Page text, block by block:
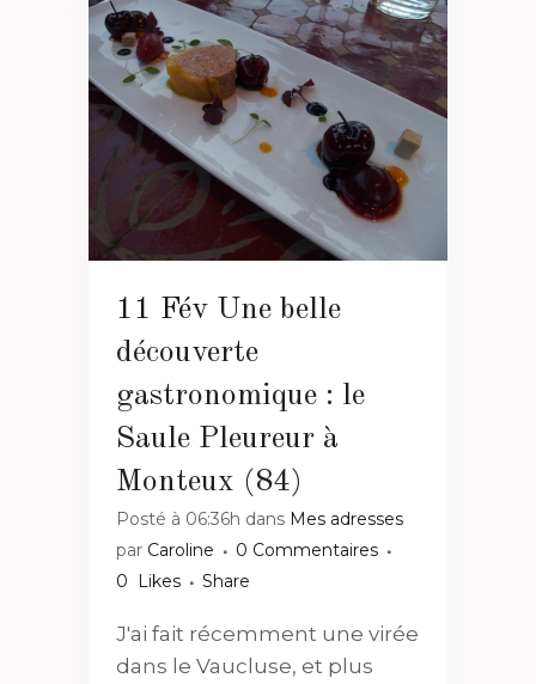
11 Fév Une belle
découverte
gastronomique : le
Saule Pleureur à
Monteux (84)
Posté à 06:36h dans Mes adresses
par Caroline
0 Commentaires
0
Likes Share
J'ai fait récemment une virée
dans le Vaucluse, et plus